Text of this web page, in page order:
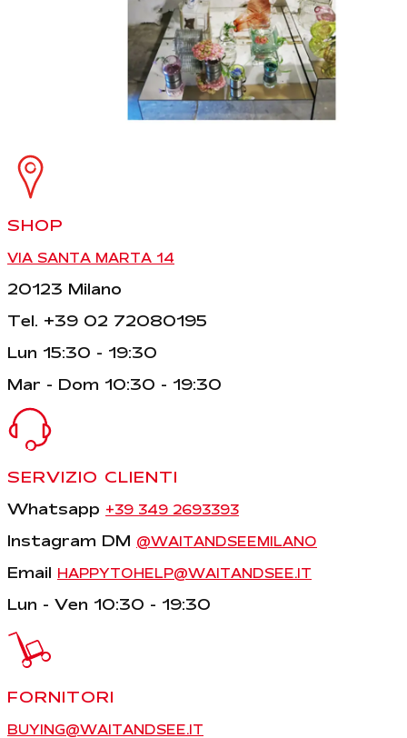
SHOP
VIA SANTA MARTA 14
20123 Milano
Tel. +39 02 72080195
Lun 15:30 - 19:30
Mar - Dom 10:30 - 19:30
SERVIZIO CLIENTI
Whatsapp +39 349 2693393
Instagram DM @WAITANDSEEMILANO
Email HAPPYTOHELP@WAITANDSEE.IT
Lun - Ven 10:30 - 19:30
FORNITORI
BUYING@WAITANDSEE.IT